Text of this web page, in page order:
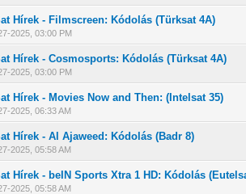
Hírek - Filmscreen: Kódolás (Türksat 4A)
2025, 03:00 PM
- 0 / 5 átlagban
12345
Hírek - Cosmosports: Kódolás (Türksat 4A)
2025, 03:00 PM
- 0 / 5 átlagban
12345
Hírek - Movies Now and Then: (Intelsat 35)
2025, 06:33 AM
- 0 / 5 átlagban
1234 5
Hírek - Al Ajaweed: Kódolás (Badr 8)
2025, 05:58 AM
- 0 / 5 átlagban
12345
Hírek - beIN Sports Xtra 1 HD: Kódolás
2025, 05:58 AM
- 0 / 5 átlagban
12 345